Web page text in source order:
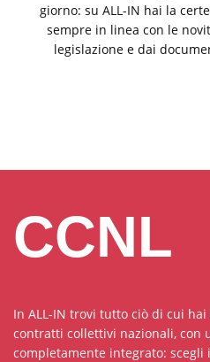
giorno: su ALL-IN hai la
sempre in linea con le
legislazione e dai
CCNL
In ALL-IN trovi tutto ciò di cui
contratti collettivi nazionali, con
completamente integrato: scegli